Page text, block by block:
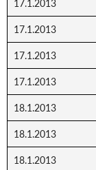
17.1.2013
17.1.2013
17.1.2013
17.1.2013
18.1.2013
18.1.2013
18.1.2013